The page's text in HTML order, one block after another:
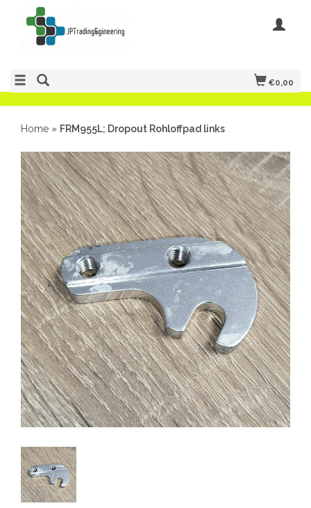
€0,00
Home » FRM955L; Dropout Rohloffpad links